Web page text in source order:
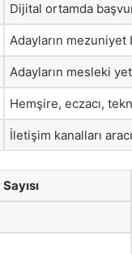
Dijital ortamda
Adayların
Adayların mesleki
Hemşire, eczacı,
İletişim kanalları